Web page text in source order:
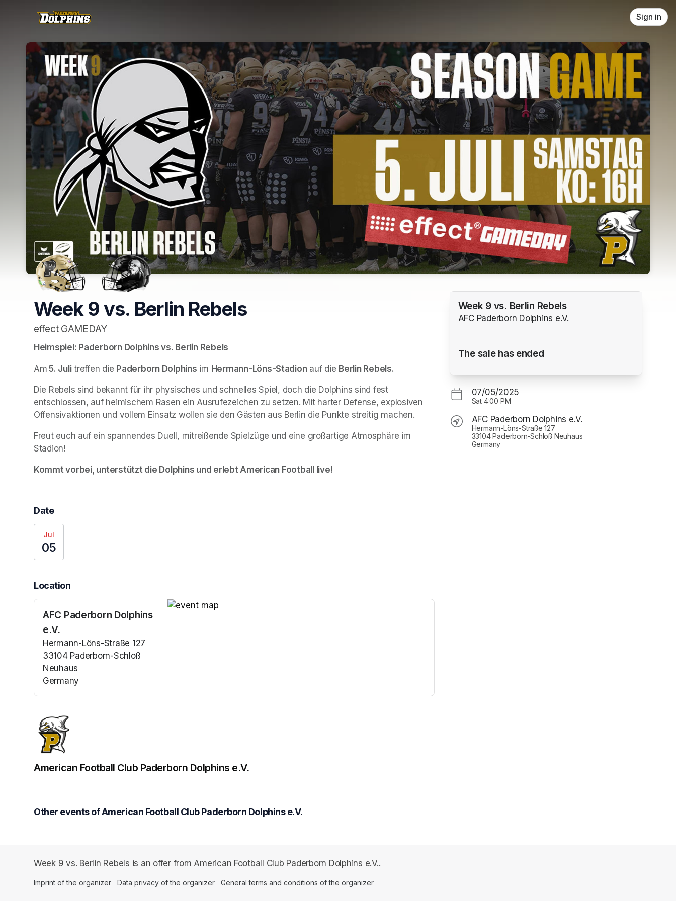
Sign in
Week 9 vs. Berlin Rebels
effect GAMEDAY
Heimspiel: Paderborn Dolphins vs. Berlin Rebels
Am 5. Juli treffen die Paderborn Dolphins im Hermann-Löns-Stadion auf die Berlin Rebels.
Die Rebels sind bekannt für ihr physisches und schnelles Spiel, doch die Dolphins sind fest
entschlossen, auf heimischem Rasen ein Ausrufezeichen zu setzen. Mit harter Defense, explosiven
Offensivaktionen und vollem Einsatz wollen sie den Gästen aus Berlin die Punkte streitig machen.
Freut euch auf ein spannendes Duell, mitreißende Spielzüge und eine großartige Atmosphäre im
Stadion!
Kommt vorbei, unterstützt die Dolphins und erlebt American Football live!
Date
Jul
05
Location
AFC Paderborn Dolphins
e.V.
Hermann-Löns-Straße 127
33104 Paderborn-Schloß
Neuhaus
Germany
(opens in a new tab)
Week 9 vs. Berlin Rebels
AFC Paderborn Dolphins e.V.
The sale has ended
07/05/2025
Sat 4:00 PM
AFC Paderborn Dolphins e.V.
Hermann-Löns-Straße 127
33104 Paderborn-Schloß Neuhaus
Germany
American Football Club Paderborn Dolphins e.V.
Other events of American Football Club Paderborn Dolphins e.V.
Week 9 vs. Berlin Rebels is an offer from American Football Club Paderborn Dolphins e.V..
Imprint of the organizer (opens in a new tab)
Data privacy of the organizer (opens in a new tab)
General terms and conditions of the organizer